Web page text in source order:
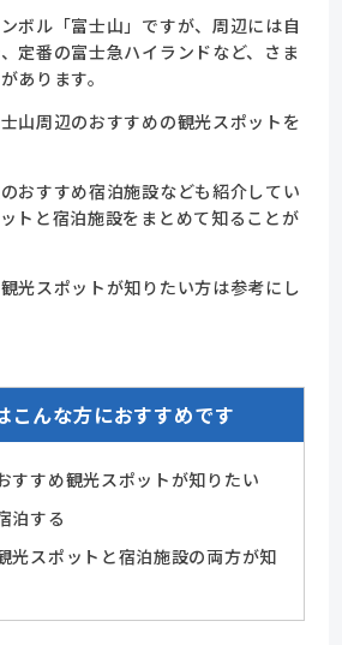
ボル「富士山」ですが、周辺には自
定番の富士急ハイランドなど、さま
あります。
山周辺のおすすめの観光スポットを
おすすめ宿泊施設なども紹介してい
トと宿泊施設をまとめて知ることが
光スポットが知りたい方は参考にし
こんな方におすすめです
すすめ観光スポットが知りたい
泊する
光スポットと宿泊施設の両方が知